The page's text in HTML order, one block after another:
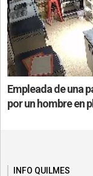
Empleada de una
por un hombre en
INFO QUILMES